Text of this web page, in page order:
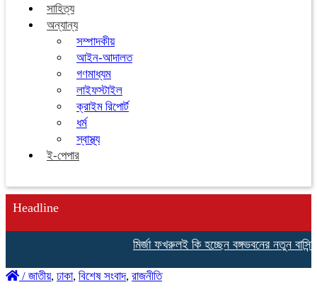
সাহিত্য
অন্যান্য
সম্পাদকীয়
আইন-আদালত
গণমাধ্যম
লাইফস্টাইল
ক্রাইম রিপোর্ট
ধর্ম
স্বাস্থ্য
ই-পেপার
Headline
মির্জা ফখরুলই কি হচ্ছেন বঙ্গভবনের নতুন বাসিন্দা?
/ জাতীয়, ঢাকা, বিশেষ সংবাদ, রাজনীতি